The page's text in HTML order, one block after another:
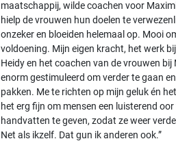
maatschappij, wilde coachen voor
hielp de vrouwen hun doelen te
onzeker en bloeiden helemaal op. Mooi
voldoening. Mijn eigen kracht, het werk
Heidy en het coachen van de vrouwen
enorm gestimuleerd om verder te gaan
pakken. Me te richten op mijn geluk én
het erg fijn om mensen een luisterend oor
handvatten te geven, zodat ze weer
Net als ikzelf. Dat gun ik anderen ook.”